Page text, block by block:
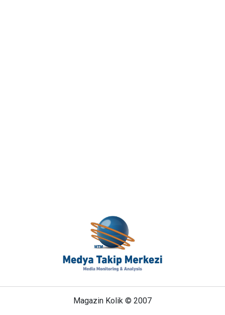
Magazin Kolik © 2007